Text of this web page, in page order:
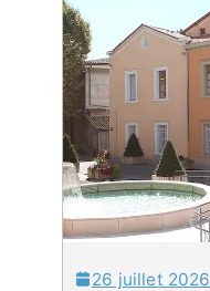
26 juillet 2026